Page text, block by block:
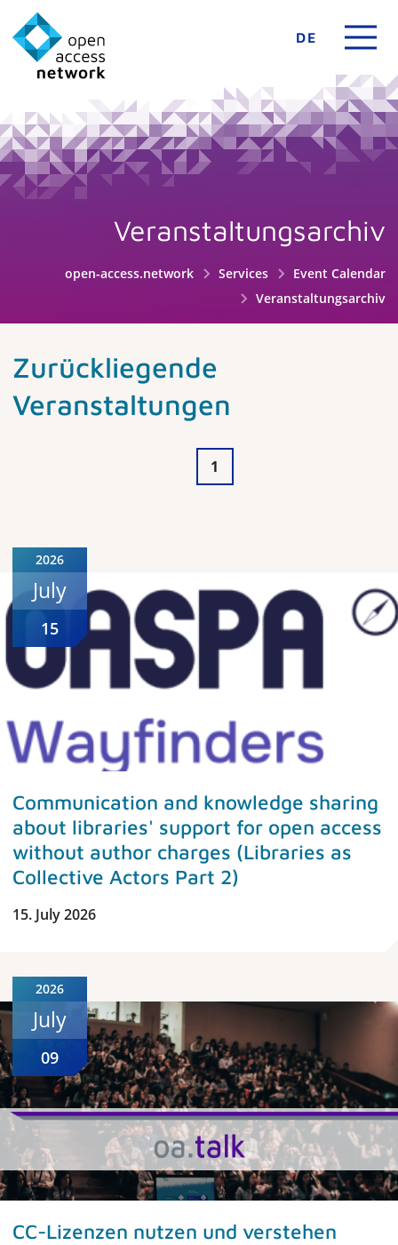
DE
Veranstaltungsarchiv
open-access.network Services
Event Calendar
Veranstaltungsarchiv
Zurückliegende
Veranstaltungen
1
2026
July
15
Communication and knowledge sharing
about libraries' support for open access
without author charges (Libraries as
Collective Actors Part 2)
15. July 2026
2026
July
09
CC-Lizenzen nutzen und verstehen